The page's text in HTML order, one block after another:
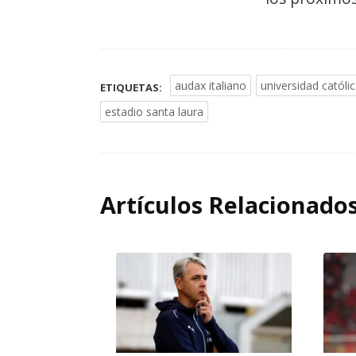
ETIQUETAS: audax italiano
universidad
estadio santa laura
Artículos